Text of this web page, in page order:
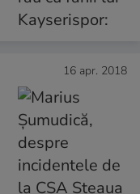
16 apr. 2018